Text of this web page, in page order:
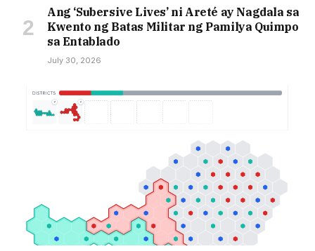
Ang ‘Subersive Lives’ ni Areté ay Nagdala sa
Kwento ng Batas Militar ng Pamilya Quimpo
sa Entablado
July 30, 2026